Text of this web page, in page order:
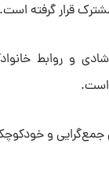
قرار گرفته است.
و روابط
است.
جمع‌گرایی و